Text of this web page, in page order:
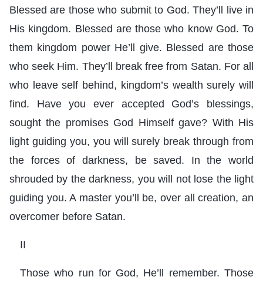
Blessed are those who submit to God. They’ll live in
His kingdom. Blessed are those who know God. To
them kingdom power He’ll give. Blessed are those
who seek Him. They’ll break free from Satan. For all
who leave self behind, kingdom’s wealth surely will
find. Have you ever accepted God’s blessings,
sought the promises God Himself gave? With His
light guiding you, you will surely break through from
the forces of darkness, be saved. In the world
shrouded by the darkness, you will not lose the light
guiding you. A master you’ll be, over all creation, an
overcomer before Satan.
II
Those who run for God, He’ll remember. Those